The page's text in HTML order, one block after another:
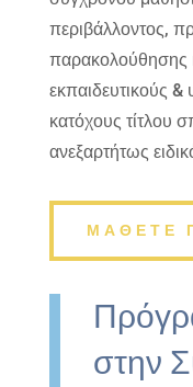
περιβάλλοντος,
παρακολούθησης
εκπαιδευτικούς
κατόχους τίτλου
ανεξαρτήτως
ΜΑΘΕΤΕ
στην